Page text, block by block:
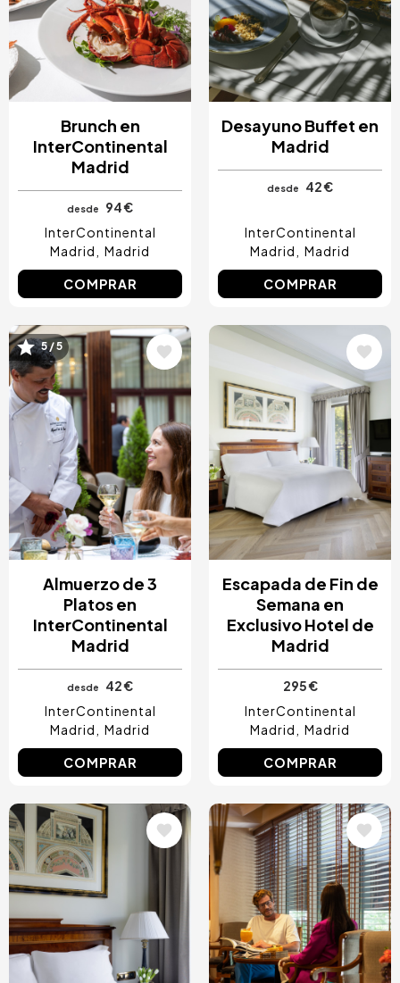
Costa Blanca, España
Bilbao, España
Cancún, México
Ámsterdam, Países Bajos
Nice, Francia
Brunch en
InterContinental
Madrid
desde
94 €
InterContinental
Madrid
Madrid
COMPRAR
Desayuno Buffet en
Madrid
desde 42 €
InterContinental
Madrid
Madrid
COMPRAR
Image
5 / 5
Almuerzo de 3
Platos en
InterContinental
Madrid
desde
42 €
InterContinental
Madrid
Madrid
COMPRAR
Image
Escapada de Fin de
Semana en
Exclusivo Hotel de
Madrid
295 €
InterContinental
Madrid
Madrid
COMPRAR
Image Image